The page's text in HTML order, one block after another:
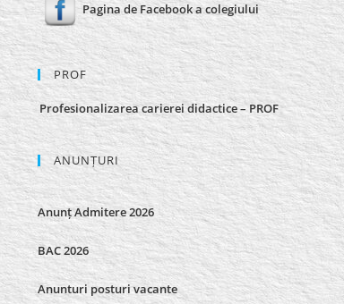
Pagina de Facebook a colegiului
PROF
Profesionalizarea carierei didactice – PROF
ANUNȚURI
Anunț Admitere 2026
BAC 2026
Anunturi posturi vacante